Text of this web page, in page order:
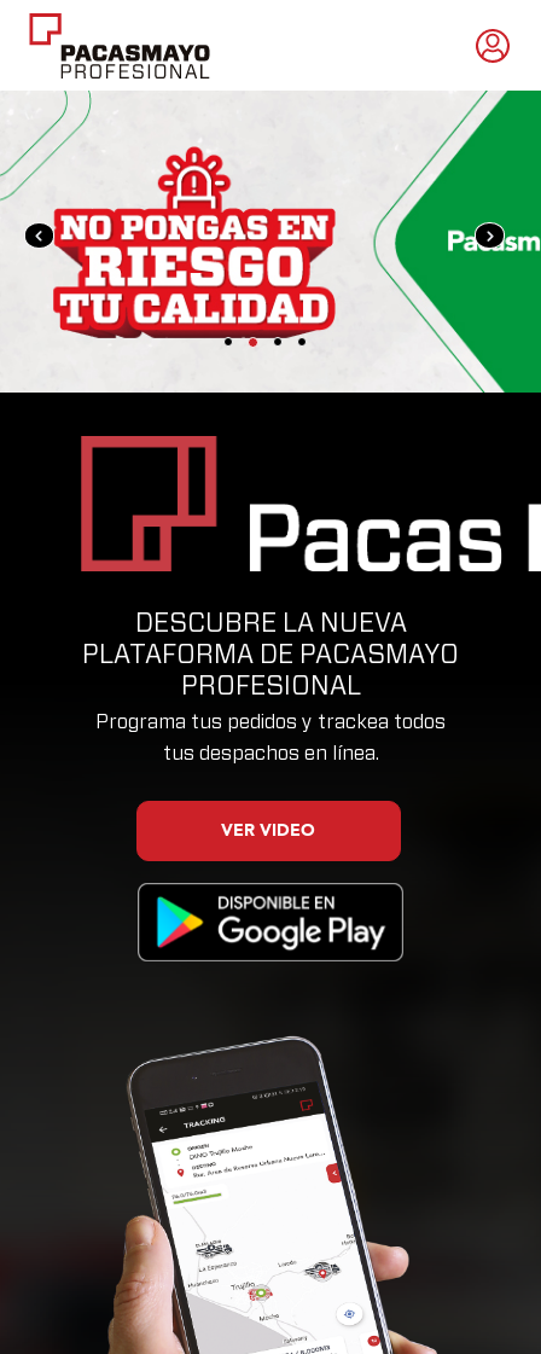
DESCUBRE LA NUEVA
PLATAFORMA DE PACASMAYO
PROFESIONAL
Programa tus pedidos y trackea todos
tus despachos en línea.
VER VIDEO